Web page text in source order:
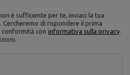
è sufficiente per te, inviaci la tua
di rispondere il prima
con informativa sulla privacy.